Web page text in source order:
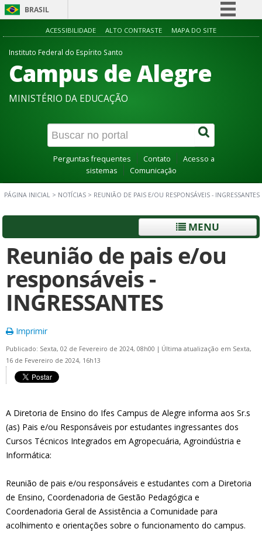
BRASIL
Simplifique!
Acesso à informação
Canais
ACESSIBILIDADE ALTO CONTRASTE MAPA DO SITE
Instituto Federal do Espírito Santo
Campus de Alegre
MINISTÉRIO DA EDUCAÇÃO
Perguntas frequentes Contato
Acesso a
sistemas
Comunicação
PÁGINA INICIAL > NOTÍCIAS > REUNIÃO DE PAIS E/OU RESPONSÁVEIS - INGRESSANTES
MENU
Reunião de pais e/ou
responsáveis -
INGRESSANTES
Imprimir
Publicado: Sexta, 02 de Fevereiro de 2024, 08h00 | Última atualização em Sexta,
16 de Fevereiro de 2024, 16h13
A Diretoria de Ensino do Ifes Campus de Alegre informa aos Sr.s
(as) Pais e/ou Responsáveis por estudantes ingressantes dos
Cursos Técnicos Integrados em Agropecuária, Agroindústria e
Informática:
Reunião de pais e/ou responsáveis e estudantes com a Diretoria
de Ensino, Coordenadoria de Gestão Pedagógica e
Coordenadoria Geral de Assistência a Comunidade para
acolhimento e orientações sobre o funcionamento do campus.